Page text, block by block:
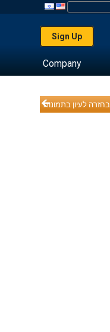
Sign Up
Company
בחזרה לעיון בתמונות